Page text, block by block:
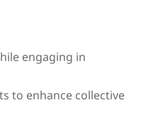
engaging in
to enhance collective